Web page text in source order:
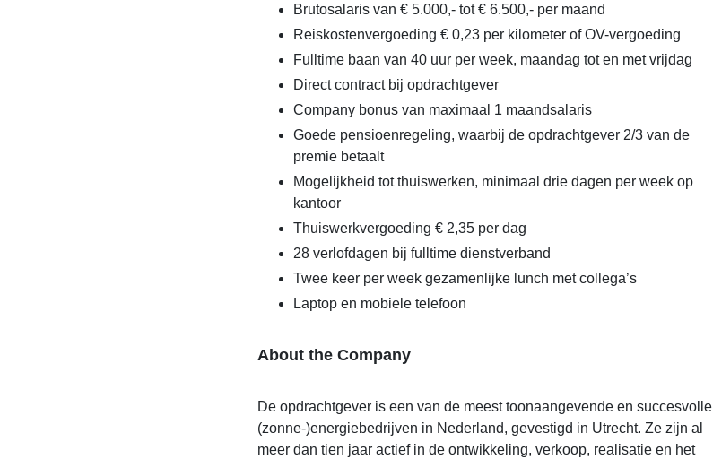
Brutosalaris van € 5.000,- tot € 6.500,- per maand
Reiskostenvergoeding € 0,23 per kilometer of OV-vergoeding
Fulltime baan van 40 uur per week, maandag tot en met vrijdag
Direct contract bij opdrachtgever
Company bonus van maximaal 1 maandsalaris
Goede pensioenregeling, waarbij de opdrachtgever 2/3 van de
premie betaalt
Mogelijkheid tot thuiswerken, minimaal drie dagen per week op
kantoor
Thuiswerkvergoeding € 2,35 per dag
28 verlofdagen bij fulltime dienstverband
Twee keer per week gezamenlijke lunch met collega’s
Laptop en mobiele telefoon
About the Company
De opdrachtgever is een van de meest toonaangevende en succesvolle
(zonne-)energiebedrijven in Nederland, gevestigd in Utrecht. Ze zijn al
meer dan tien jaar actief in de ontwikkeling, verkoop, realisatie en het